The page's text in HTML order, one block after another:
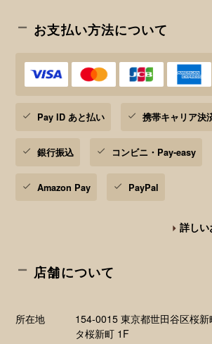
お支払い方法について
Pay ID あと払い 携帯キャリア決
銀行振込 コンビニ・Pay-easy
Amazon Pay PayPal
詳し
店舗について
所在地
154-0015 東京都世田谷区桜
タ桜新町 1F